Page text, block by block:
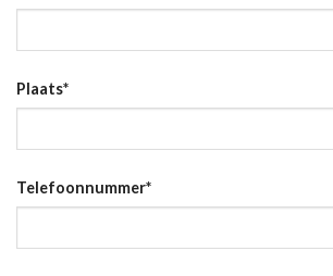
Plaats*
Telefoonnummer*